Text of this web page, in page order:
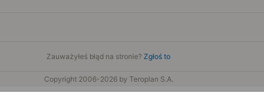
Zauważyłeś błąd na stronie? Zgłoś to
Copyright 2006-2026 by Teroplan S.A.